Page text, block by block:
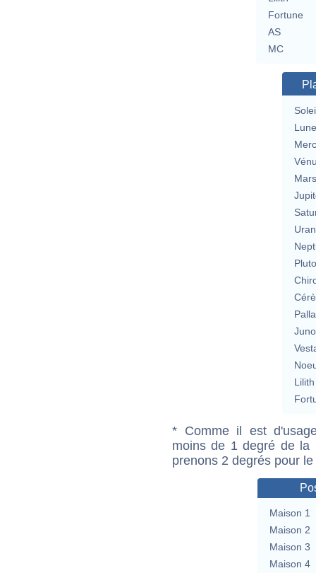
Fortune
AS
MC
Lune
Mars
Lilith
* Comme il est
moins de 1 degré de la
prenons 2 degrés pour
Maison 1
Maison 2
Maison 3
Maison 4